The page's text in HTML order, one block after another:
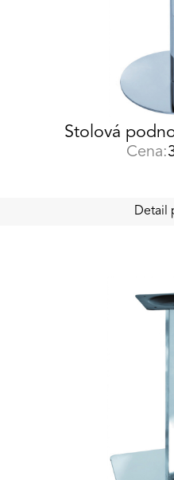
Stolová
Cena:
Detail